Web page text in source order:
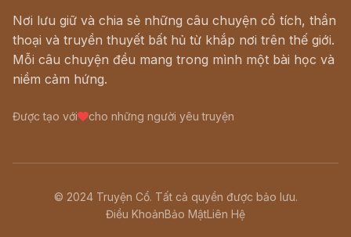
Nơi lưu giữ và chia sẻ những câu chuyện cổ tích, thần
thoại và truyền thuyết bất hủ từ khắp nơi trên thế giới.
Mỗi câu chuyện đều mang trong mình một bài học và
niềm cảm hứng.
Được tạo với cho những người yêu truyện
© 2024 Truyện Cổ. Tất cả quyền được bảo lưu.
Điều KhoảnBảo MậtLiên Hệ